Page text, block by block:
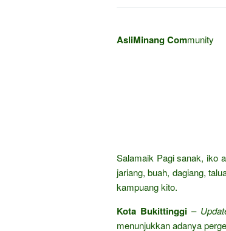
AsliMinang Community
Salamaik Pagi sanak, iko
jariang, buah, dagiang,
kampuang kito.
Kota Bukittinggi–
menunjukkan adanya